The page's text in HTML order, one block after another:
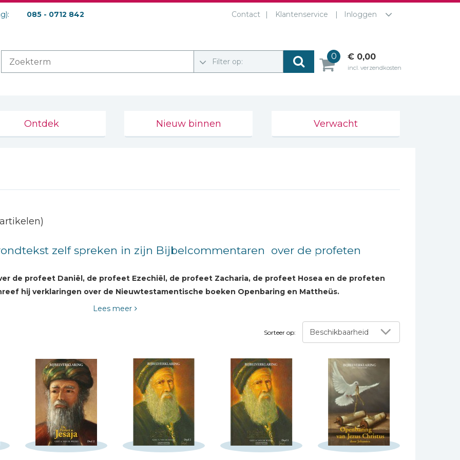
085 - 0712 842 Contact Klantenservice Inloggen
Filter op:
0 € 0,00
incl. verzendkosten
Ontdek Nieuw binnen Verwacht
artikelen)
zelf spreken in zijn Bijbelcommentaren over de profeten
de profeet Daniël, de profeet Ezechiël, de profeet Zacharia, de profeet Hosea en de profeten
hij verklaringen over de Nieuwtestamentische boeken Openbaring en Mattheüs.
te rade bij de Joodse rabbi's, wiens werken hij met groot respect benadert. Zijn 'medogenloze'
Hij ziet de bediening van de meeste profeten in het licht van het Messiaanse Rijk, dat eens
een persoonlijke mening neer, maar die exegese wordt breed uit de Bijbel opgebouwd. Daarin vinden we dan
geloof dat profetie een woord-voor-woord geciteerde boodschap van God is.
zelf. Daarin voelt hij zich zeer verwant aan C.S. Lewis (bekend Engels wetenschapper) die ook van
Weerd hoopt er met zijn boeken in te slagen dat wij opnieuw in het licht van het Oude Testament het
zijn hierin onmisbaar, omdat zij de raad van God uitleggen.
Lees meer
Sorteer op: Beschikbaarheid